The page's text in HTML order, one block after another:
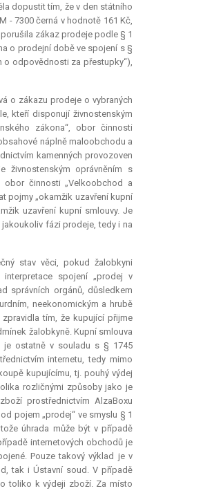
dopustit tím, že v den státního
- 7300 černá v hodnotě 161 Kč,
zákaz prodeje podle § 1
o prodejní době ve spojení s §
o odpovědnosti za přestupky“),
o zákazu prodeje o vybraných
kteří disponují živnostenským
zákona“, obor činnosti
náplně maloobchodu a
kamenných provozoven
živnostenským oprávněním s
obor činnosti „Velkoobchod a
pojmy „okamžik uzavření kupní
uzavření kupní smlouvy. Je
fázi prodeje, tedy i na
stav věci, pokud žalobkyni
interpretacespojení „prodej v
správních orgánů, důsledkem
neekonomickým a hrubě
tím, že kupující přijme
žalobkyně. Kupní smlouva
je ostatně v souladu s § 1745
internetu, tedy mimo
kupujícímu, tj. pouhý výdej
rozličnými způsoby jako je
prostřednictvím AlzaBoxu
pojem „prodej“ ve smyslu § 1
úhrada může být v případě
internetových obchodů je
Pouze takový výklad je v
tak i Ústavní soud. V případě
toliko k výdeji zboží. Za místo